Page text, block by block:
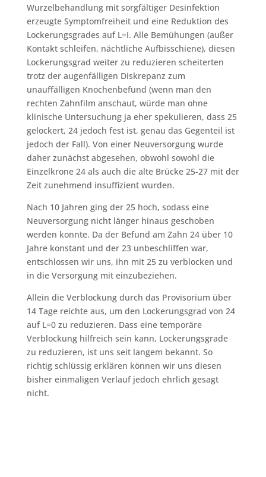
Wurzelbehandlung mit sorgfältiger Desinfektion
erzeugte Symptomfreiheit und eine Reduktion des
Lockerungsgrades auf L=I. Alle Bemühungen (außer
Kontakt schleifen, nächtliche Aufbisschiene), diesen
Lockerungsgrad weiter zu reduzieren scheiterten
trotz der augenfälligen Diskrepanz zum
unauffälligen Knochenbefund (wenn man den
rechten Zahnfilm anschaut, würde man ohne
klinische Untersuchung ja eher spekulieren, dass 25
gelockert, 24 jedoch fest ist, genau das Gegenteil ist
jedoch der Fall). Von einer Neuversorgung wurde
daher zunächst abgesehen, obwohl sowohl die
Einzelkrone 24 als auch die alte Brücke 25-27 mit der
Zeit zunehmend insuffizient wurden.
Nach 10 Jahren ging der 25 hoch, sodass eine
Neuversorgung nicht länger hinaus geschoben
werden konnte. Da der Befund am Zahn 24 über 10
Jahre konstant und der 23 unbeschliffen war,
entschlossen wir uns, ihn mit 25 zu verblocken und
in die Versorgung mit einzubeziehen.
Allein die Verblockung durch das Provisorium über
14 Tage reichte aus, um den Lockerungsgrad von 24
auf L=0 zu reduzieren. Dass eine temporäre
Verblockung hilfreich sein kann, Lockerungsgrade
zu reduzieren, ist uns seit langem bekannt. So
richtig schlüssig erklären können wir uns diesen
bisher einmaligen Verlauf jedoch ehrlich gesagt
nicht.